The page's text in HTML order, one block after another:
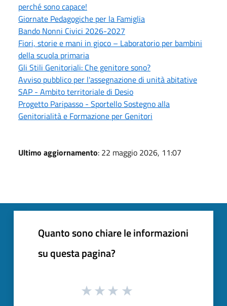
perché sono capace!
Giornate Pedagogiche per la Famiglia
Bando Nonni Civici 2026-2027
Fiori, storie e mani in gioco – Laboratorio per bambini
della scuola primaria
Gli Stili Genitoriali: Che genitore sono?
Avviso pubblico per l'assegnazione di unità abitative
SAP - Ambito territoriale di Desio
Progetto Paripasso - Sportello Sostegno alla
Genitorialità e Formazione per Genitori
Ultimo aggiornamento: 22 maggio 2026, 11:07
Quanto sono chiare le informazioni
su questa pagina?